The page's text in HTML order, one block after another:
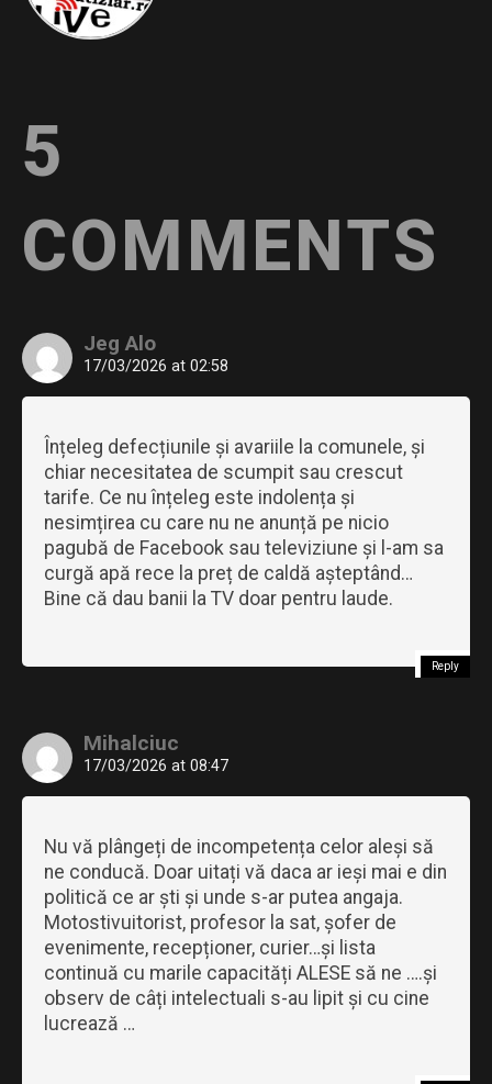
5
COMMENTS
Jeg Alo
17/03/2026 at 02:58
Înțeleg defecțiunile și avariile la comunele, și
chiar necesitatea de scumpit sau crescut
tarife. Ce nu înțeleg este indolența și
nesimțirea cu care nu ne anunță pe nicio
pagubă de Facebook sau televiziune și l-am sa
curgă apă rece la preț de caldă așteptând…
Bine că dau banii la TV doar pentru laude.
Reply
Mihalciuc
17/03/2026 at 08:47
Nu vă plângeți de incompetența celor aleși să
ne conducă. Doar uitați vă daca ar ieși mai e din
politică ce ar ști și unde s-ar putea angaja.
Motostivuitorist, profesor la sat, șofer de
evenimente, recepționer, curier…și lista
continuă cu marile capacități ALESE să ne ….și
observ de câți intelectuali s-au lipit și cu cine
lucrează …